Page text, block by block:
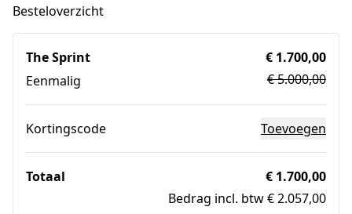
Besteloverzicht
The Sprint
Eenmalig
€ 1.700,00
€ 5.000,00
Kortingscode Toevoegen
Totaal
€ 1.700,00
Bedrag incl. btw € 2.057,00